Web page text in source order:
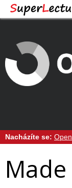
Nacházíte se: